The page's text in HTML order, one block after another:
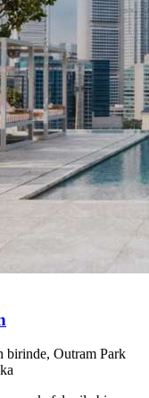
birinde, Outram Park